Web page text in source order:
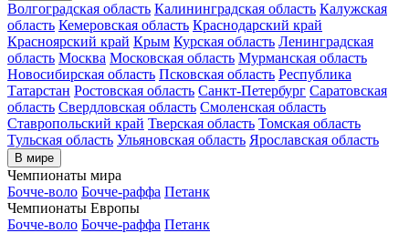
Волгоградская область Калининградская область Калужская
область Кемеровская область Краснодарский край
Красноярский край Крым Курская область Ленинградская
область Москва Московская область Мурманская область
Новосибирская область Псковская область Республика
Татарстан Ростовская область Санкт-Петербург Саратовская
область Свердловская область Смоленская область
Ставропольский край Тверская область Томская область
Тульская область Ульяновская область Ярославская область
В мире
Чемпионаты мира
Бочче-воло Бочче-раффа Петанк
Чемпионаты Европы
Бочче-воло Бочче-раффа Петанк